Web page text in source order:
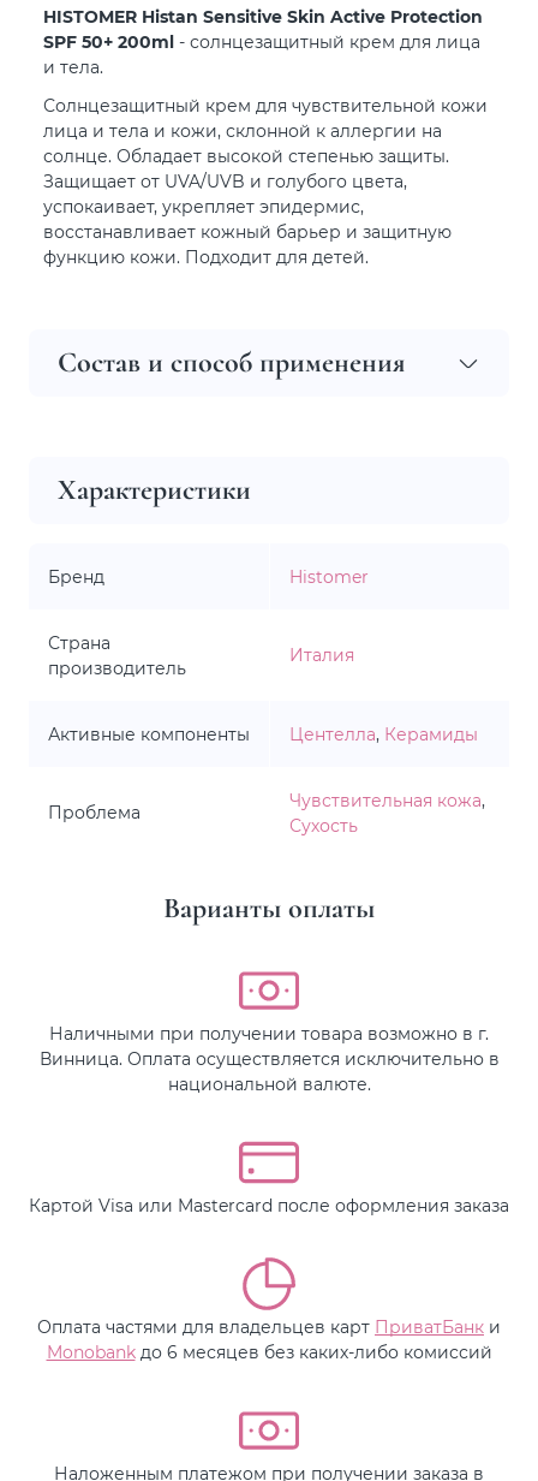
HISTOMER Histan Sensitive Skin Active Protection
SPF 50+ 200ml - солнцезащитный крем для лица
и тела.
Солнцезащитный крем для чувствительной кожи
лица и тела и кожи, склонной к аллергии на
солнце. Обладает высокой степенью защиты.
Защищает от UVA/UVB и голубого цвета,
успокаивает, укрепляет эпидермис,
восстанавливает кожный барьер и защитную
функцию кожи. Подходит для детей.
Состав и способ применения
Характеристики
Бренд Histomer
Страна
производитель
Италия
Активные компоненты Центелла, Керамиды
Проблема
Чувствительная кожа,
Сухость
Варианты оплаты
Наличными при получении товара возможно в г.
Винница. Оплата осуществляется исключительно в
национальной валюте.
Картой Visa или Mastercard после оформления заказа
Оплата частями для владельцев карт ПриватБанк и
Monobankдо 6 месяцев без каких-либо комиссий
Наложенным платежом при получении заказа в